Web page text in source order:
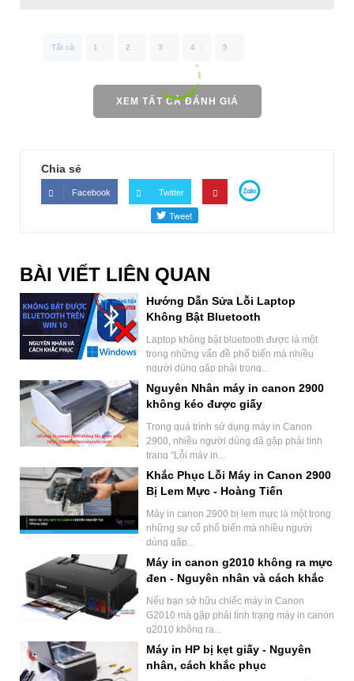
Tất cả 1 2 3 4 5
XEM TẤT CẢ ĐÁNH GIÁ
Chia sẻ
Facebook Twitter
BÀI VIẾT LIÊN QUAN
Hướng Dẫn Sửa Lỗi Laptop
Không Bật Bluetooth
Laptop không bật bluetooth được là một
trong những vấn đề phổ biến mà nhiều
người dùng gặp phải trong...
Nguyên Nhân máy in canon 2900
không kéo được giấy
Trong quá trình sử dụng máy in Canon
2900, nhiều người dùng đã gặp phải tình
trạng "Lỗi máy in...
Khắc Phục Lỗi Máy in Canon 2900
Bị Lem Mực - Hoàng Tiến
Computer
Máy in canon 2900 bị lem mực là một trong
những sự cố phổ biến mà nhiều người
dùng gặp...
Máy in canon g2010 không ra mực
đen - Nguyên nhân và cách khắc
phục
Nếu bạn sở hữu chiếc máy in Canon
G2010 mà gặp phải tình trạng máy in canon
g2010 không ra...
Máy in HP bị kẹt giấy - Nguyên
nhân, cách khắc phục